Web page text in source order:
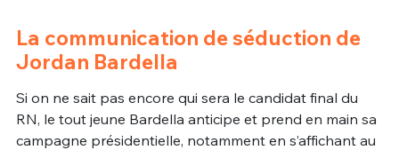
La communication de séduction de
Jordan Bardella
Si on ne sait pas encore qui sera le candidat final du
RN, le tout jeune Bardella anticipe et prend en main sa
campagne présidentielle, notamment en s’affichant au